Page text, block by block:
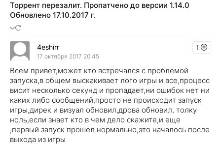
Торрент перезалит. Пропатчено до версии 1.14.0
Обновлено 17.10.2017 г.
1
4eshirr
17 октября 2017 20:45
Всем привет,может кто встречался с проблемой
запуска,в общем выскакивает лого игры и все,процесс
висит несколько секунд и пропадает,ни ошибок нет ни
каких либо сообщений,просто не происходит запуск
игры,дирек и визуал обновил,дрова обновил, толку
ноль,если знает кто в чем дело скажите,и еще
,первый запуск прошел нормально,это началось после
выхода из игры